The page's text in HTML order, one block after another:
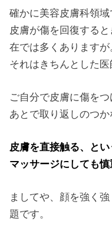
確かに美容皮膚科領域
皮膚が傷を回復する
在では多くありますが
それはきちんとした医
ご自分で皮膚に傷を
あとで取り返しのつか
皮膚を直接触る、と
マッサージにしても慎
ましてや、顔を強く
題です。